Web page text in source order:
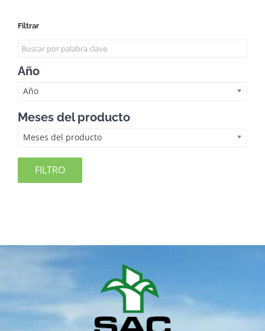
Filtrar
Año
Año
Meses del producto
Meses del producto
FILTRO